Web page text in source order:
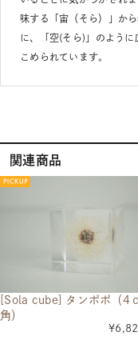
味する「宙（そら）」か
に、「空(そら)」のよう
こめられています。
関連商品
[Sola cube] タンポポ（4
角）